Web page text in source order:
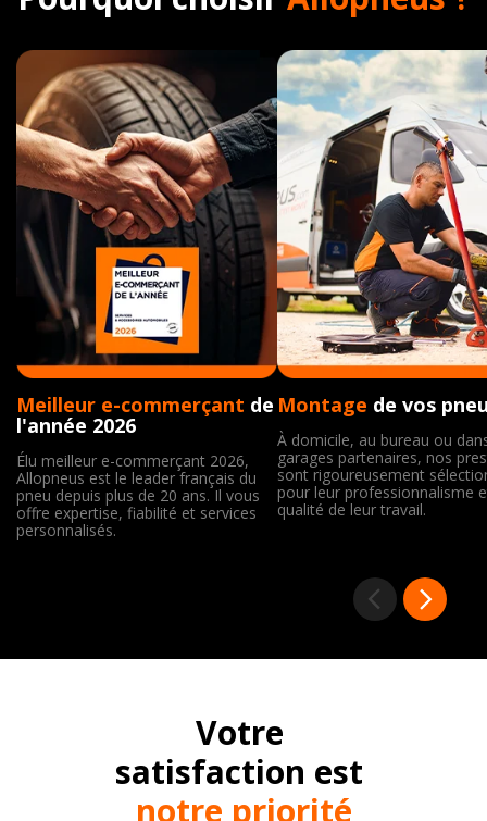
Meilleur e-commerçant de
l'année 2026
Élu meilleur e-commerçant 2026,
Allopneus est le leader français du
pneu depuis plus de 20 ans. Il vous
offre expertise, fiabilité et services
personnalisés.
Montage de vos
À domicile, au bureau ou
garages partenaires, nos
sont rigoureusement
pour leur professionnalisme
qualité de leur travail.
Votre
satisfaction est
notre priorité